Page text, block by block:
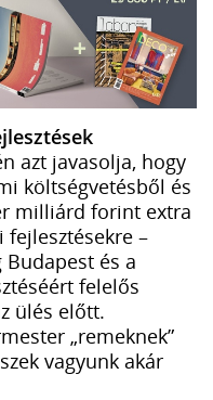
azt javasolja, hogy
költségvetésből és
milliárd forint extra
–
és a
felelős
ülés előtt.
„remeknek”
vagyunk akár